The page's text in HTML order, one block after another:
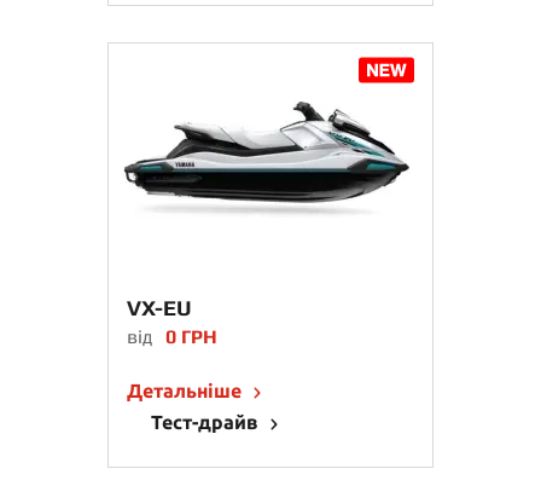
VX-EU
від 0 ГРН
Детальніше
Тест-драйв